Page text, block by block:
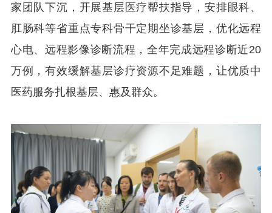
家团队下沉，开展基层医疗帮扶指导，安排眼科、
肛肠科等省重点专科骨干定期坐诊基层，优化远程
心电、远程影像诊断流程，全年完成远程诊断近20
万例，有效缓解基层诊疗资源不足难题，让优质中
医药服务扎根基层、惠及群众。